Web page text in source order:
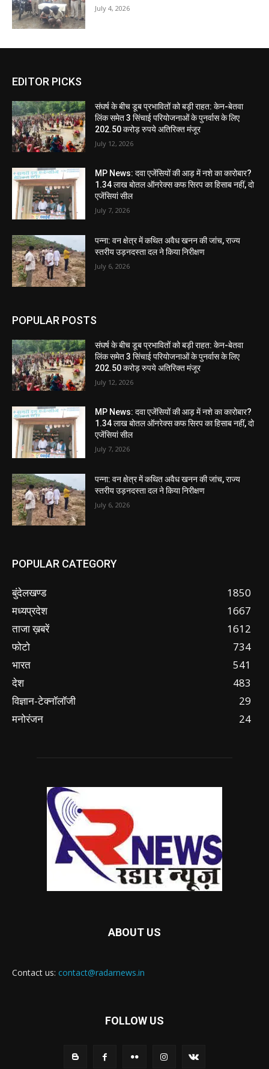
July 4, 2026
EDITOR PICKS
संघर्ष के बीच डूब प्रभावितों को बड़ी राहत: केन-बेतवा
लिंक समेत 3 सिंचाई परियोजनाओं के पुनर्वास के लिए
202.50 करोड़ रुपये अतिरिक्त मंजूर
July 12, 2026
MP News: दवा एजेंसियों की आड़ में नशे का कारोबार?
1.34 लाख बोतल ऑनरेक्स कफ सिरप का हिसाब नहीं, दो
एजेंसियां सील
July 7, 2026
पन्ना: वन क्षेत्र में कथित अवैध खनन की जांच, राज्य
स्तरीय उड़नदस्ता दल ने किया निरीक्षण
July 6, 2026
POPULAR POSTS
संघर्ष के बीच डूब प्रभावितों को बड़ी राहत: केन-बेतवा
लिंक समेत 3 सिंचाई परियोजनाओं के पुनर्वास के लिए
202.50 करोड़ रुपये अतिरिक्त मंजूर
July 12, 2026
MP News: दवा एजेंसियों की आड़ में नशे का कारोबार?
1.34 लाख बोतल ऑनरेक्स कफ सिरप का हिसाब नहीं, दो
एजेंसियां सील
July 7, 2026
पन्ना: वन क्षेत्र में कथित अवैध खनन की जांच, राज्य
स्तरीय उड़नदस्ता दल ने किया निरीक्षण
July 6, 2026
POPULAR CATEGORY
बुंदेलखण्ड
1850
मध्यप्रदेश
1667
ताजा ख़बरें
1612
फोटो
734
भारत
541
देश
483
विज्ञान-टेक्नॉलॉजी
29
मनोरंजन
24
ABOUT US
Contact us: contact@radarnews.in
FOLLOW US